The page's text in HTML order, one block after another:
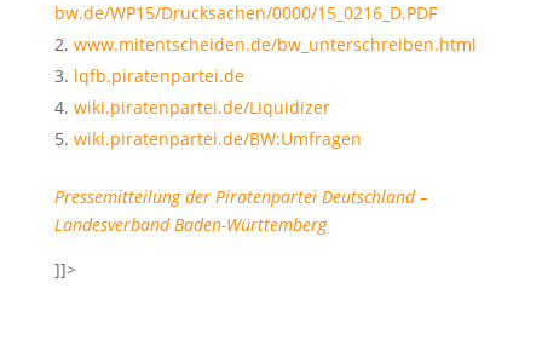
bw.de/WP15/Drucksachen/0000/15_0216_D.PDF
www.mitentscheiden.de/bw_unterschreiben.html
lqfb.piratenpartei.de
wiki.piratenpartei.de/Liquidizer
wiki.piratenpartei.de/BW:Umfragen
Pressemitteilung der Piratenpartei Deutschland –
Landesverband Baden-Württemberg
]]>